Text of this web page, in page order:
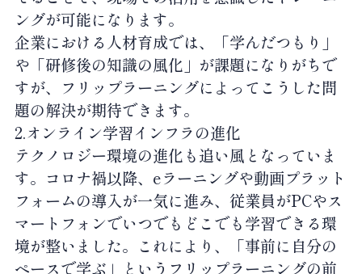
ングが可能になります。
企業における人材育成では、「学んだつもり」
や「研修後の知識の風化」が課題になりがちで
すが、フリップラーニングによってこうした問
題の解決が期待できます。
2.オンライン学習インフラの進化
テクノロジー環境の進化も追い風となっていま
す。コロナ禍以降、eラーニングや動画プラット
フォームの導入が一気に進み、従業員がPCやス
マートフォンでいつでもどこでも学習できる環
境が整いました。これにより、「事前に自分の
ペースで学ぶ」というフリップラーニングの前